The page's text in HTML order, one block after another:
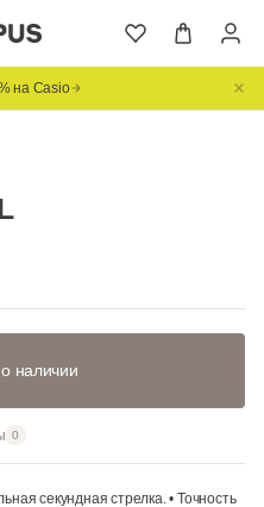
на Casio
1/ 2
наличии
0
секундная стрелка. • Точность